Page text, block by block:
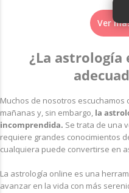
Ver
¿La astrología
Muchos de nosotros
mañanas y, sin embargo, la
incomprendida. Se trata de una
requiere grandes conocimientos
cualquiera puede convertirse en
La astrología online es una
avanzar en la vida con más